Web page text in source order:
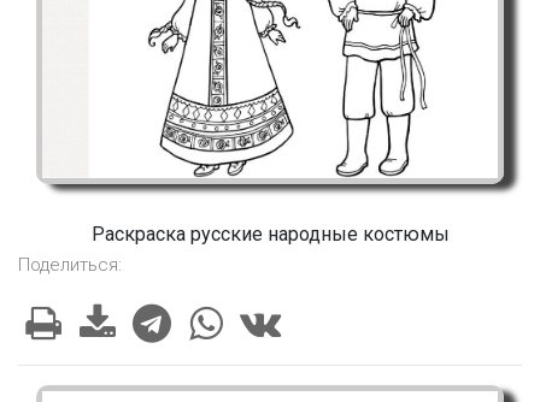
Раскраска русские народные костюмы
Поделиться: